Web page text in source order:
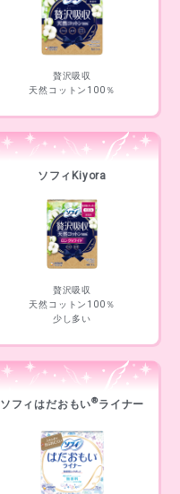
贅沢吸収
天然コットン100％
ソフィKiyora
贅沢吸収
天然コットン100％
少し多い
ソフィはだおもい®ライナー